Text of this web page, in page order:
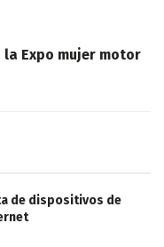
Expo mujer motor
de dispositivos de